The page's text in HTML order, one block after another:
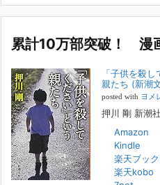
名誉です。h[...]
若年層の子供の問題
『「子供を殺してください」という
象者をテーマにした回、「ケース19
いました。こちらは、最終話をコミ
す[...]
FBS福岡放送『目撃者f』出
2022年2月27日
カ
ブ
累計10万部突破！ 漫
「子供を殺
親たち (新潮
posted with ヨメ
押川 剛 新潮
Amazon
Kindle
楽天ブッ
楽天kobo